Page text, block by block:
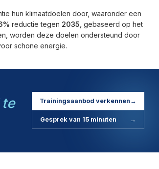
hun klimaatdoelen door, waaronder een
reductie tegen 2035, gebaseerd op het
worden deze doelen ondersteund door
schone energie.
Trainingsaanbod verkennen →
Gesprek van 15 minuten →